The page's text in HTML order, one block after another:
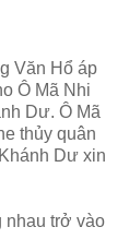
Văn Hổ áp
Ô Mã Nhi
Dư. Ô Mã
thủy quân
Dư xin
nhau trở vào